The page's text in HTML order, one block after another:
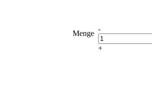
-
+
Menge